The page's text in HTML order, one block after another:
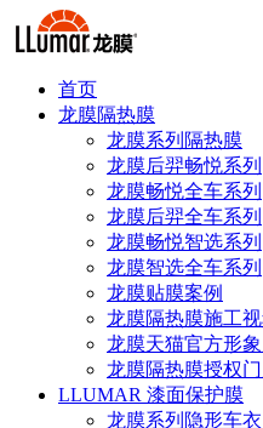
首页
龙膜隔热膜
龙膜系列隔热膜
龙膜后羿畅悦系列
龙膜畅悦全车系列
龙膜后羿全车系列
龙膜畅悦智选系列
龙膜智选全车系列
龙膜贴膜案例
龙膜隔热膜施工
龙膜天猫官方形
龙膜隔热膜授权
LLUMAR 漆面保护膜
龙膜系列隐形车衣